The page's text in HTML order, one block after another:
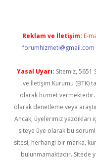
Reklam ve İletişim: E-
forumhizmeti@gmail.com
Yasal Uyarı: Sitemiz, 5651
ve İletişim Kurumu (BTK)
olarak hizmet
olarak denetleme veya
Ancak, üyelerimiz
siteye üye olarak bu
sitesi, herhangi bir marka,
bulunmamaktadır. Sitede